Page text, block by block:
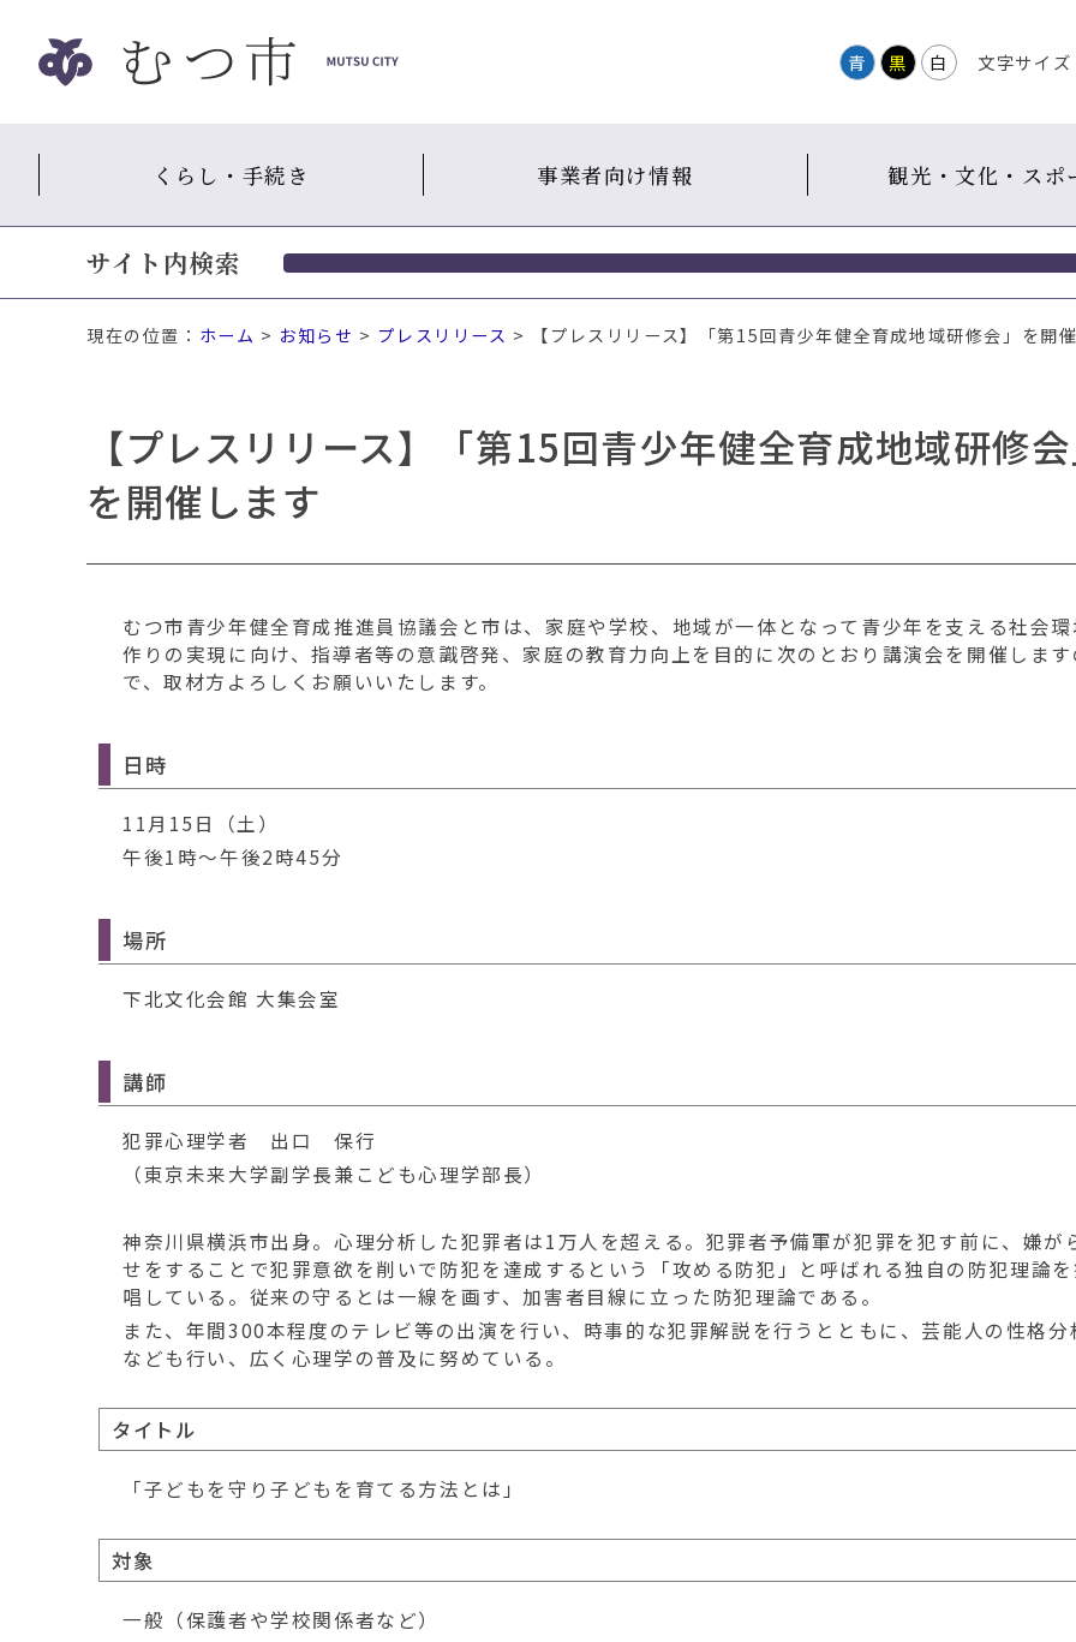
ッ
青 黒 白 文字サイズ
くらし・手続き 事業者向け情報 観光・文化・スポ
サイト内検索
現在の位置： ホーム > お知らせ > プレスリリース > 【プレスリリース】「第15回青少年健全育成地域研修会」を開
【プレスリリース】「第15回青少年健全育成地域研修
を開催します
むつ市青少年健全育成推進員協議会と市は、家庭や学校、地域が一体となって青少年を支える社会
作りの実現に向け、指導者等の意識啓発、家庭の教育力向上を目的に次のとおり講演会を開催しま
で、取材方よろしくお願いいたします。
日時
11月15日（土）
午後1時～午後2時45分
場所
下北文化会館 大集会室
講師
犯罪心理学者 出口 保行
（東京未来大学副学長兼こども心理学部長）
神奈川県横浜市出身。心理分析した犯罪者は1万人を超える。犯罪者予備軍が犯罪を犯す前に、嫌が
せをすることで犯罪意欲を削いで防犯を達成するという「攻める防犯」と呼ばれる独自の防犯理論
唱している。従来の守るとは一線を画す、加害者目線に立った防犯理論である。
また、年間300本程度のテレビ等の出演を行い、時事的な犯罪解説を行うとともに、芸能人の性格分
なども行い、広く心理学の普及に努めている。
タイトル
「子どもを守り子どもを育てる方法とは」
対象
一般（保護者や学校関係者など）